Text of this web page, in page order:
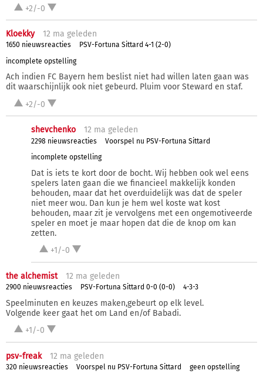
+2/-0
Kloekky 12 ma geleden
1650 nieuwsreacties
PSV-Fortuna Sittard 4-1 (2-0)
incomplete opstelling
Ach indien FC Bayern hem beslist niet had willen laten gaan was
dit waarschijnlijk ook niet gebeurd. Pluim voor Steward en staf.
+2/-0
shevchenko 12 ma geleden
2298 nieuwsreacties
Voorspel nu PSV-Fortuna Sittard
incomplete opstelling
Dat is iets te kort door de bocht. Wij hebben ook wel eens
spelers laten gaan die we financieel makkelijk konden
behouden, maar dat het overduidelijk was dat de speler
niet meer wou. Dan kun je hem wel koste wat kost
behouden, maar zit je vervolgens met een ongemotiveerde
speler en moet je maar hopen dat die de knop om kan
zetten.
+1/-0
the alchemist 12 ma geleden
2900 nieuwsreacties PSV-Fortuna Sittard 0-0 (0-0) 4-3-3
Speelminuten en keuzes maken,gebeurt op elk level.
Volgende keer gaat het om Land en/of Babadi.
+1/-0
psv-freak 12 ma geleden
320 nieuwsreacties Voorspel nu PSV-Fortuna Sittard geen opstelling